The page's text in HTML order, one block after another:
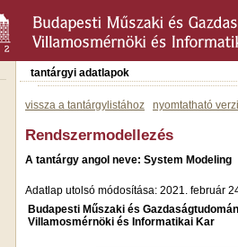
tantárgyi adatlapok
vissza a tantárgylistához nyomtatható
Rendszermodellezés
A tantárgy angol neve: System Modeling
Adatlap utolsó módosítása: 2021. február
Budapesti Műszaki és
Villamosmérnöki és Informatikai Kar